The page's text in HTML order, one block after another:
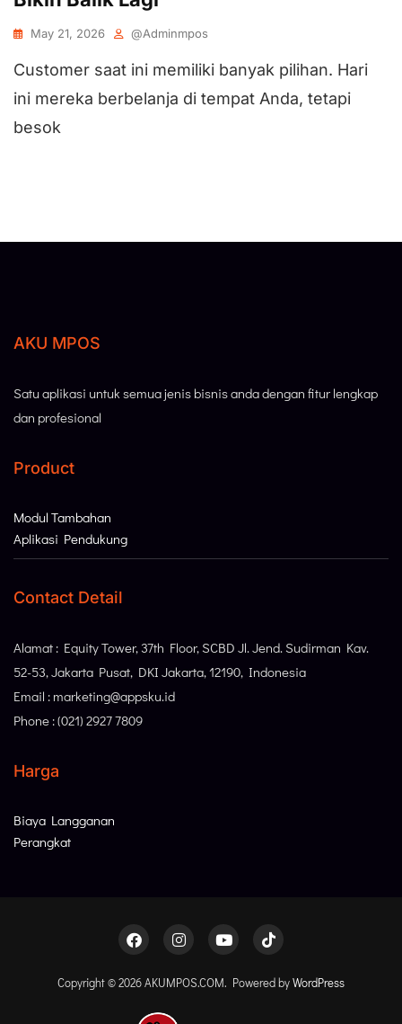
May 21, 2026 @adminmpos
Customer saat ini memiliki banyak pilihan. Hari
ini mereka berbelanja di tempat Anda, tetapi
besok
AKU MPOS
Satu aplikasi untuk semua jenis bisnis anda dengan fitur lengkap
dan profesional
Product
Modul Tambahan
Aplikasi Pendukung
Contact Detail
Alamat : Equity Tower, 37th Floor, SCBD Jl. Jend. Sudirman Kav.
52-53, Jakarta Pusat, DKI Jakarta, 12190, Indonesia
Email : marketing@appsku.id
Phone : (021) 2927 7809
Harga
Biaya Langganan
Perangkat
Copyright © 2026 AKUMPOS.COM. Powered byWordPress